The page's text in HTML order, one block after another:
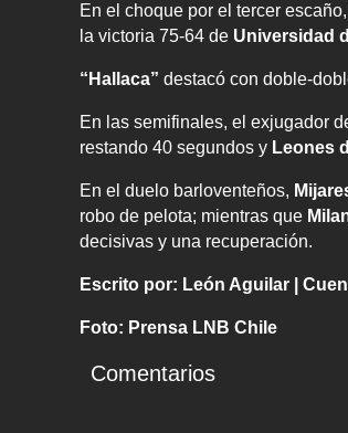
En el choque por el tercer
la victoria 75-64 de Universidad
“Hallaca” destacó con doble-
En las semifinales, el exjugador
restando 40 segundos y Leones
En el duelo barloventeños,
robo de pelota; mientras que
decisivas y una recuperación.
Escrito por: León Aguilar |
Foto: Prensa LNB Chile
Comentarios